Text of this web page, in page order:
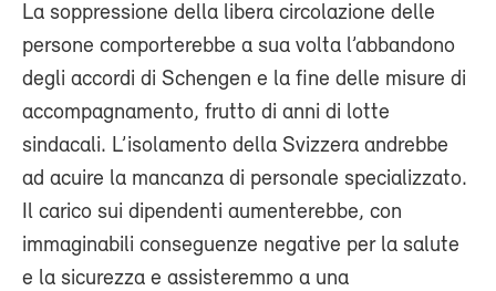
La soppressione della libera circolazione delle
persone comporterebbe a sua volta l’abbandono
degli accordi di Schengen e la fine delle misure di
accompagnamento, frutto di anni di lotte
sindacali. L’isolamento della Svizzera andrebbe
ad acuire la mancanza di personale specializzato.
Il carico sui dipendenti aumenterebbe, con
immaginabili conseguenze negative per la salute
e la sicurezza e assisteremmo a una